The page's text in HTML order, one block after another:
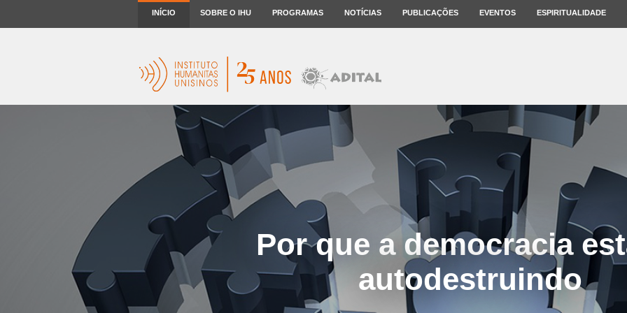
INÍCIO SOBRE O IHU PROGRAMAS NOTÍCIAS PUBLICAÇÕES EVENTOS ESPIRITUALIDADE
Por que a democracia
autodestruindo